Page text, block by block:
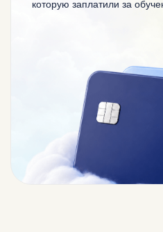
которую заплатили за